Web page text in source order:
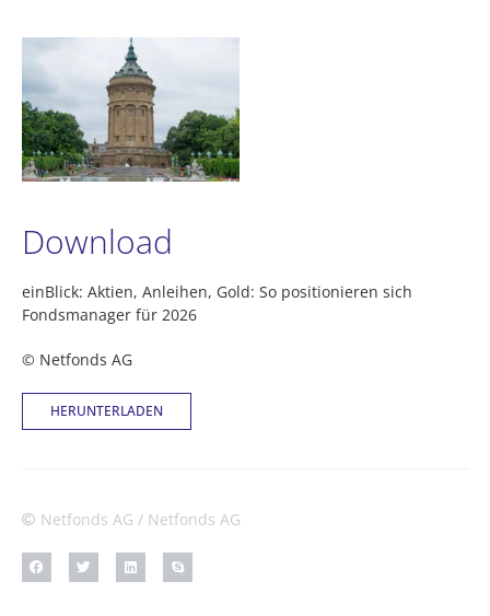
Download
einBlick: Aktien, Anleihen, Gold: So positionieren sich
Fondsmanager für 2026
© Netfonds AG
HERUNTERLADEN
Netfonds AG / Netfonds AG